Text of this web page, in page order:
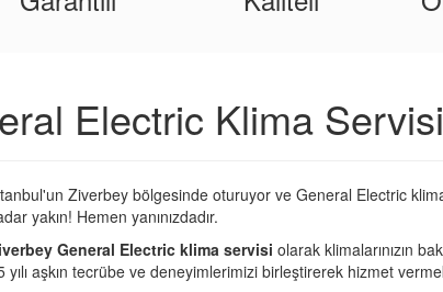
Electric Klima
Ziverbey bölgesinde oturuyor ve General Electric
yakın! Hemen yanınızdadır.
General Electric klima servisi olarak klimalarınızın
yılı aşkın tecrübe ve deneyimlerimizi birleştirerek hizmet